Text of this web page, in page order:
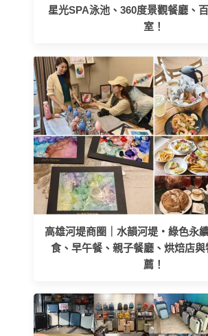
星光SPA泳池、360度景觀餐廳、
室！
高雄河堤商圈｜水韻河堤‧綠色永
食、早午餐、親子餐廳、烘焙店
薦！